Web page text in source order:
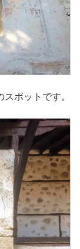
ポットです。